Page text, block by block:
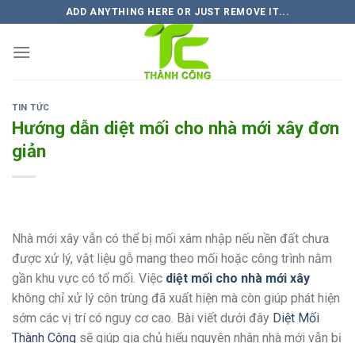
to
content
ADD ANYTHING HERE OR JUST REMOVE IT...
TIN TỨC
Hướng dẫn diệt mối cho nhà mới xây đơn
giản
Nhà mới xây vẫn có thể bị mối xâm nhập nếu nền đất chưa
được xử lý, vật liệu gỗ mang theo mối hoặc công trình nằm
gần khu vực có tổ mối. Việc diệt mối cho nhà mới xây
không chỉ xử lý côn trùng đã xuất hiện mà còn giúp phát hiện
sớm các vị trí có nguy cơ cao. Bài viết dưới đây Diệt Mối
Thành Công sẽ giúp gia chủ hiểu nguyên nhân nhà mới vẫn bị